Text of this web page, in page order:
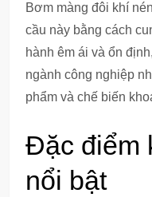
Bơm màng đôi khí
cầu này bằng cách
hành êm ái và ổn
ngành công nghiệp
phẩm và chế biến
Đặc điểm
nổi bật